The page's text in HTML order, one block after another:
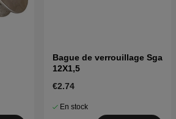
Bague de verrouillage Sga
12X1,5
€2.74
En stock